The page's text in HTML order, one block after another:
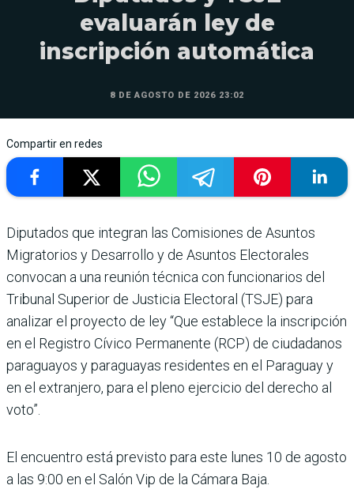
evaluarán ley de
inscripción automática
8 DE AGOSTO DE 2026 23:02
Compartir en redes
Diputados que integran las Comisiones de Asuntos
Migratorios y Desarrollo y de Asuntos Electorales
convocan a una reunión técnica con funcionarios del
Tribunal Superior de Justicia Electoral (TSJE) para
analizar el proyecto de ley “Que establece la inscripción
en el Registro Cívico Permanente (RCP) de ciudadanos
paraguayos y paraguayas residentes en el Paraguay y
en el extranjero, para el pleno ejercicio del derecho al
voto”.
El encuentro está previsto para este lunes 10 de agosto
a las 9:00 en el Salón Vip de la Cámara Baja.